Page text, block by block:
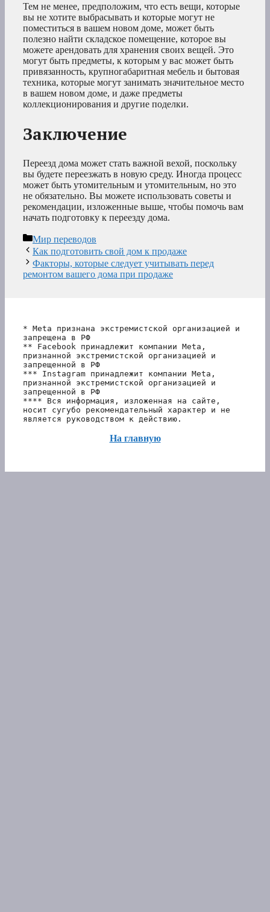
Тем не менее, предположим, что есть вещи, которые
вы не хотите выбрасывать и которые могут не
поместиться в вашем новом доме, может быть
полезно найти складское помещение, которое вы
можете арендовать для хранения своих вещей. Это
могут быть предметы, к которым у вас может быть
привязанность, крупногабаритная мебель и бытовая
техника, которые могут занимать значительное место
в вашем новом доме, и даже предметы
коллекционирования и другие поделки.
Заключение
Переезд дома может стать важной вехой, поскольку
вы будете переезжать в новую среду. Иногда процесс
может быть утомительным и утомительным, но это
не обязательно. Вы можете использовать советы и
рекомендации, изложенные выше, чтобы помочь вам
начать подготовку к переезду дома.
Рубрики
Мир переводов
Как подготовить свой дом к продаже
Факторы, которые следует учитывать перед
ремонтом вашего дома при продаже
* Meta признана экстремистской организацией и
запрещена в РФ
** Facebook принадлежит компании Meta,
признанной экстремистской организацией и
запрещенной в РФ
*** Instagram принадлежит компании Meta,
признанной экстремистской организацией и
запрещенной в РФ
**** Вся информация, изложенная на сайте,
носит сугубо рекомендательный характер и не
является руководством к действию.
На главную